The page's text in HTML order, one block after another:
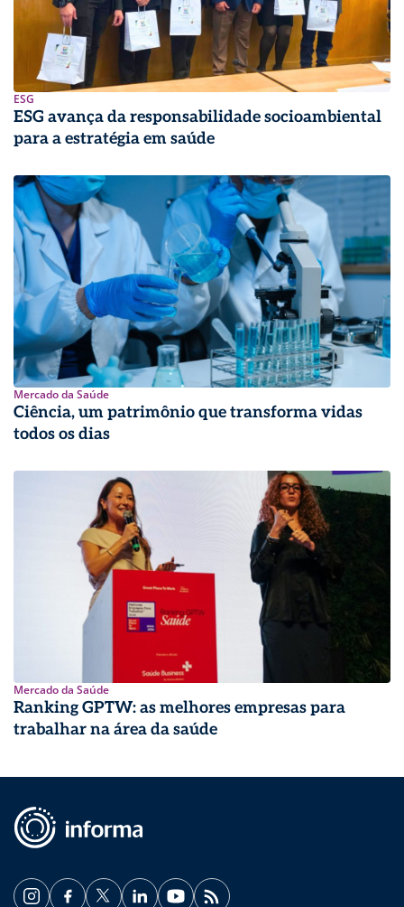
ESG
ESG avança da responsabilidade socioambiental
para a estratégia em saúde
Mercado da Saúde
Ciência, um patrimônio que transforma vidas
todos os dias
Mercado da Saúde
Ranking GPTW: as melhores empresas para
trabalhar na área da saúde